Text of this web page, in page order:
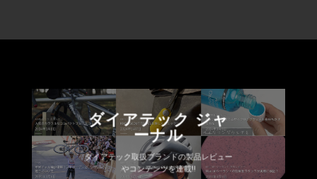
ダイアテック ジャ
ーナル
ダイアテック取扱ブランドの製品レビュー
やコンテンツを連載!!